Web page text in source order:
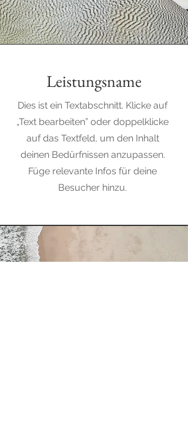
Leistungsname
Dies ist ein Textabschnitt. Klicke auf
„Text bearbeiten” oder doppelklicke
auf das Textfeld, um den Inhalt
deinen Bedürfnissen anzupassen.
Füge relevante Infos für deine
Besucher hinzu.